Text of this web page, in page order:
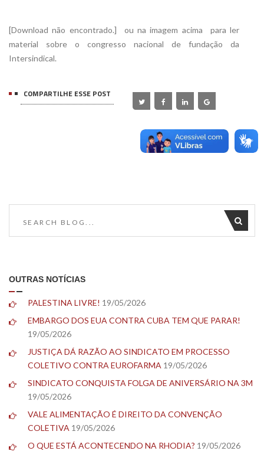
[Download não encontrado.]  ou na imagem acima  para ler
material sobre o congresso nacional de fundação da
Intersindical.
COMPARTILHE ESSE POST
OUTRAS NOTÍCIAS
PALESTINA LIVRE! 19/05/2026
EMBARGO DOS EUA CONTRA CUBA TEM QUE PARAR!
19/05/2026
JUSTIÇA DÁ RAZÃO AO SINDICATO EM PROCESSO
COLETIVO CONTRA EUROFARMA 19/05/2026
SINDICATO CONQUISTA FOLGA DE ANIVERSÁRIO NA 3M
19/05/2026
VALE ALIMENTAÇÃO É DIREITO DA CONVENÇÃO
COLETIVA 19/05/2026
O QUE ESTÁ ACONTECENDO NA RHODIA? 19/05/2026